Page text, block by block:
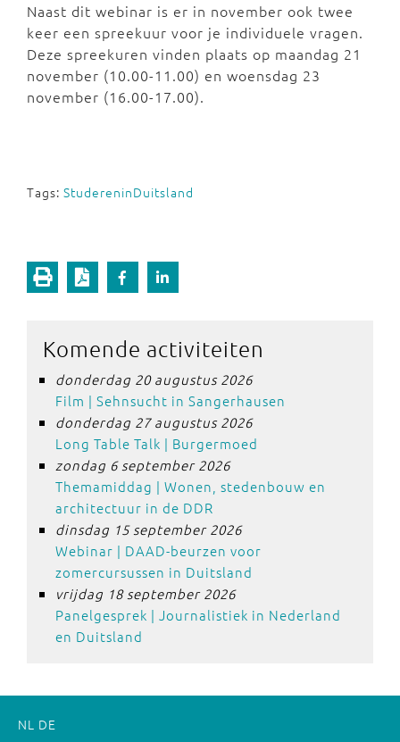
Naast dit webinar is er in november ook twee
keer een spreekuur voor je individuele vragen.
Deze spreekuren vinden plaats op maandag 21
november (10.00-11.00) en woensdag 23
november (16.00-17.00).
Tags: StudereninDuitsland
Komende activiteiten
donderdag 20 augustus 2026
Film | Sehnsucht in Sangerhausen
donderdag 27 augustus 2026
Long Table Talk | Burgermoed
zondag 6 september 2026
Themamiddag | Wonen, stedenbouw en
architectuur in de DDR
dinsdag 15 september 2026
Webinar | DAAD-beurzen voor
zomercursussen in Duitsland
vrijdag 18 september 2026
Panelgesprek | Journalistiek in Nederland
en Duitsland
NL DE